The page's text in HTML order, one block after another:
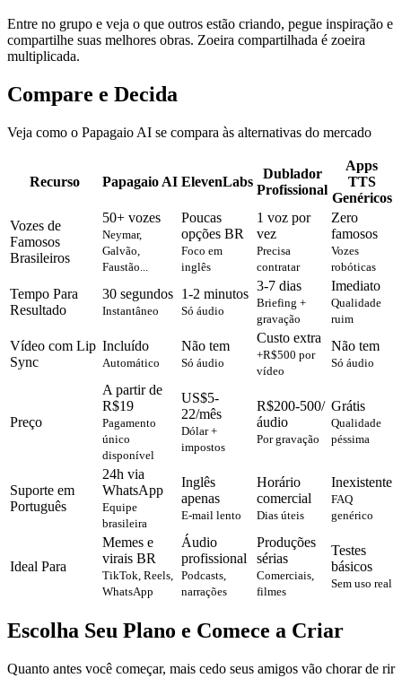
Entre no grupo e veja o que outros estão criando, pegue inspiração e
compartilhe suas melhores obras. Zoeira compartilhada é zoeira
multiplicada.
Compare e Decida
Veja como o Papagaio AI se compara às alternativas do mercado
Recurso Papagaio AI ElevenLabs
Dublador
Profissional
Apps
TTS
Genéricos
Vozes de
Famosos
Brasileiros
50+ vozes
Neymar,
Galvão,
Faustão...
Poucas
opções BR
Foco em
inglês
1 voz por
vez
Precisa
contratar
Zero
famosos
Vozes
robóticas
Tempo Para
Resultado
30 segundos
Instantâneo
1-2 minutos
Só áudio
3-7 dias
Briefing +
gravação
Imediato
Qualidade
ruim
Vídeo com Lip
Sync
Incluído
Automático
Não tem
Só áudio
Custo extra
+R$500 por
vídeo
Não tem
Só áudio
Preço
A partir de
R$19
Pagamento
único
disponível
US$5-
22/mês
Dólar +
impostos
R$200-500/
áudio
Por gravação
Grátis
Qualidade
péssima
Suporte em
Português
24h via
WhatsApp
Equipe
brasileira
Inglês
apenas
E-mail lento
Horário
comercial
Dias úteis
Inexistente
FAQ
genérico
Ideal Para
Memes e
virais BR
TikTok, Reels,
WhatsApp
Áudio
profissional
Podcasts,
narrações
Produções
sérias
Comerciais,
filmes
Testes
básicos
Sem uso real
Escolha Seu Plano e Comece a Criar
Quanto antes você começar, mais cedo seus amigos vão chorar de rir